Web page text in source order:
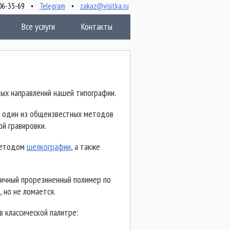
Все услуги Контакты
35-69 • Telegram • zakaz@visitka.ru
направлений нашей типографии.
один из общеизвестных методов
гравировки.
шелкографии, а также
прорезиненный полимер по
но не ломается.
палитре: